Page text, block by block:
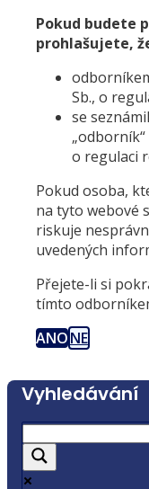
Pokud budete
prohlašujete,
Sb., o
se
„odborník“
o regulaci
Pokud osoba,
na tyto webové
riskuje
uvedených
Přejete-li si
tímto
ANONE
Vyhledávání